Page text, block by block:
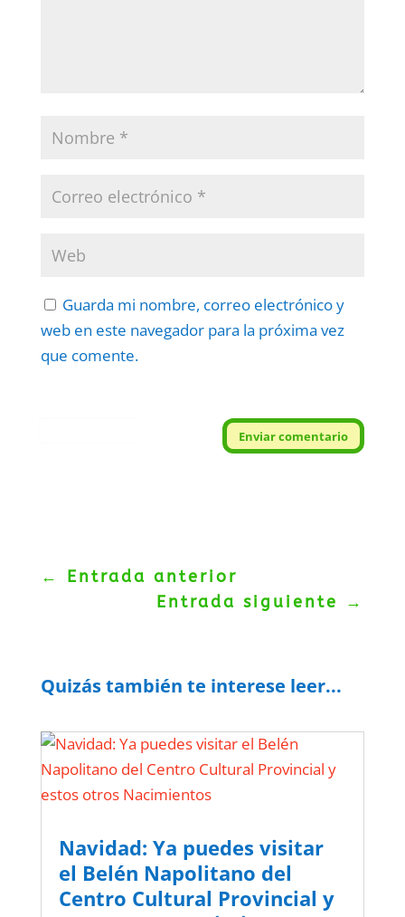
Guarda mi nombre, correo electrónico y
web en este navegador para la próxima vez
que comente.
Enviar comentario
← Entrada anterior
Entrada siguiente
→
Quizás también te interese leer...
Navidad: Ya puedes visitar
el Belén Napolitano del
Centro Cultural Provincial y